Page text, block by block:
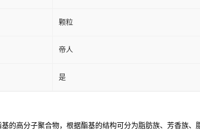
颗粒
帝人
是
的高分子聚合物，根据酯基的结构可分为脂肪族、芳香族